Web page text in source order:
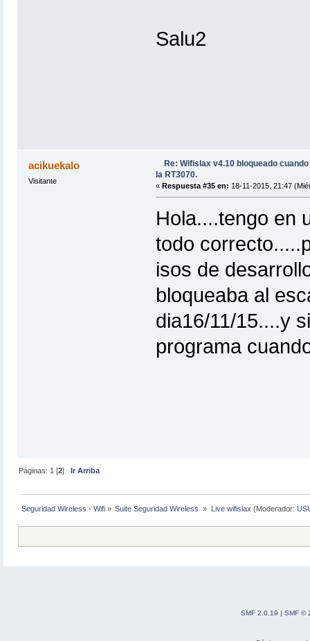
Salu2
acikuekalo
Visitante
Re: Wifislax v4.10 bloqueado
la RT3070.
« Respuesta #35 en: 18-11-2015, 21:47
Hola....tengo en
todo
isos de
bloqueaba al
dia16/11/15....y
programa
Páginas: 1 [2]Ir Arriba
Seguridad Wireless - Wifi » Suite Seguridad Wireless » Live wifislax (Moderador:
SMF 2.0.19 | SMF ©